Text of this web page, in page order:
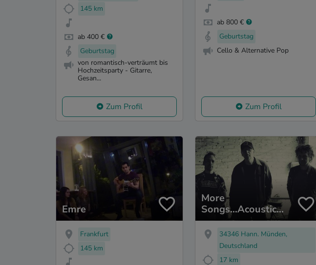
145 km
ab 400 €
Geburtstag
von romantisch-verträumt bis
Hochzeitsparty - Gitarre,
Gesan...
Zum Profil
ab 800 €
Geburtstag
Cello & Alternative Pop
Zum Profil
Emre
Frankfurt
145 km
More
Songs...Acoustic
Sessions
34346 Hann. Münden,
Deutschland
17 km